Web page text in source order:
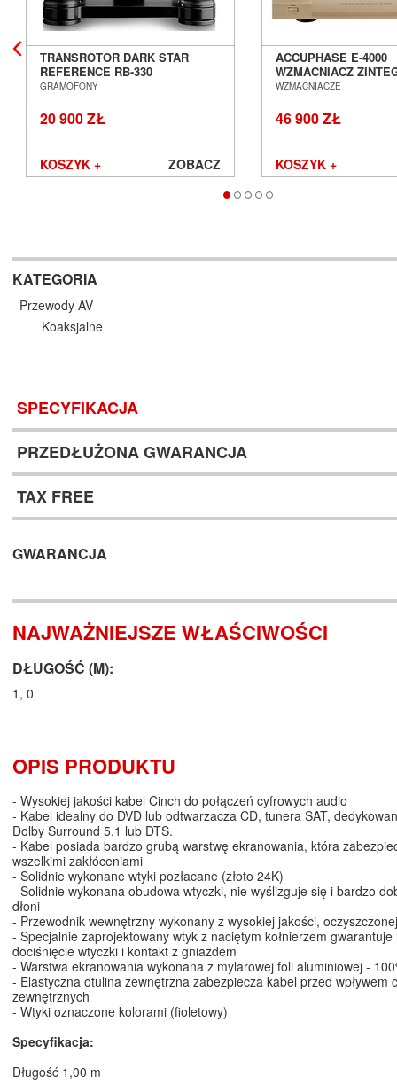
TRANSROTOR DARK STAR
REFERENCE RB-330
GRAMOFON ANALOGOWY
GRAMOFONY
20 900 ZŁ
KOSZYK + ZOBACZ
ACCUPHASE E-4000
WZMACNIACZ
SALON POZNAŃ
WZMACNIACZE
46 900 ZŁ
KOSZYK +
KATEGORIA
Przewody AV
Koaksjalne
SPECYFIKACJA
PRZEDŁUŻONA GWARANCJA
TAX FREE
GWARANCJA
NAJWAŻNIEJSZE WŁAŚCIWOŚCI
DŁUGOŚĆ (M):
1, 0
OPIS PRODUKTU
- Wysokiej jakości kabel Cinch do połączeń cyfrowych audio
- Kabel idealny do DVD lub odtwarzacza CD, tunera SAT,
Dolby Surround 5.1 lub DTS.
- Kabel posiada bardzo grubą warstwę ekranowania, która
wszelkimi zakłóceniami
- Solidnie wykonane wtyki pozłacane (złoto 24K)
- Solidnie wykonana obudowa wtyczki, nie wyślizguje się i bardzo
dłoni
- Przewodnik wewnętrzny wykonany z wysokiej jakości,
- Specjalnie zaprojektowany wtyk z naciętym kołnierzem gwarantuje
dociśnięcie wtyczki i kontakt z gniazdem
- Warstwa ekranowania wykonana z mylarowej foli aluminiowej -
- Elastyczna otulina zewnętrzna zabezpiecza kabel przed wpływem
zewnętrznych
- Wtyki oznaczone kolorami (fioletowy)
Specyfikacja:
Długość 1,00 m